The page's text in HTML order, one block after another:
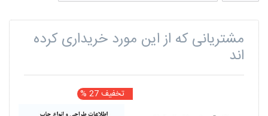
مشتریانی که از این مورد خریداری کرده
اند
تخفیف 27 %